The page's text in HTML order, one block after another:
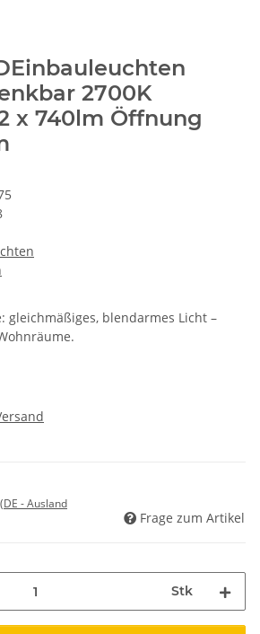
2700K
x 740lm Öffnung
gleichmäßiges, blendarmes Licht –
(DE - Ausland
Frage zum Artikel
Stk